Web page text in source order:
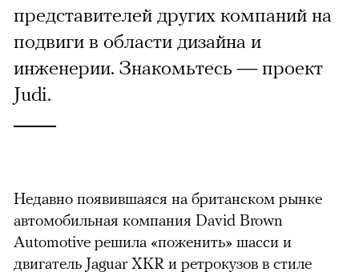
представителей других компаний на
подвиги в области дизайна и
инженерии. Знакомьтесь — проект
Judi.
Недавно появившаяся на британском рынке
автомобильная компания David Brown
Automotive решила «поженить» шасси и
двигатель Jaguar XKR и ретрокузов в стиле